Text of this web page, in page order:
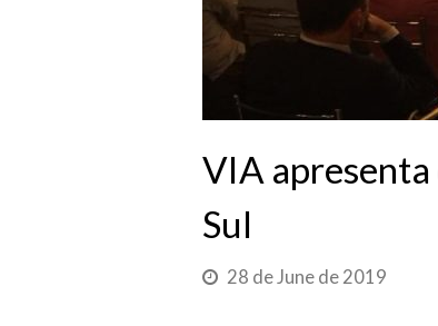
VIA apresenta
Sul
28 de June de 2019